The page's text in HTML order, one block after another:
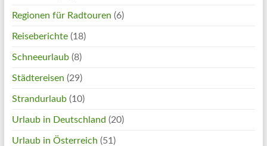
Regionen für Radtouren (6)
Reiseberichte(18)
Schneeurlaub(8)
Städtereisen (29)
Strandurlaub(10)
Urlaub in Deutschland (20)
Urlaub in Österreich (51)